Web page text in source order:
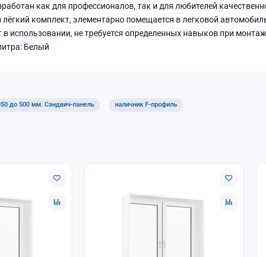
как для профессионалов, так и для любителей
комплект, элементарно помещается в легковой
в использовании, не требуется определенных навыков при
Белый
до 500 мм. Сэндвич-панель наличник F-профиль